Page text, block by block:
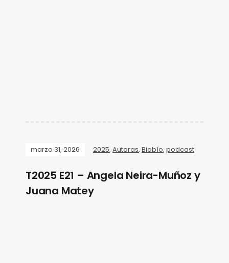
marzo 31, 2026 2025, Autoras, Biobío, podcast
T2025 E21 – Angela Neira-Muñoz y
Juana Matey